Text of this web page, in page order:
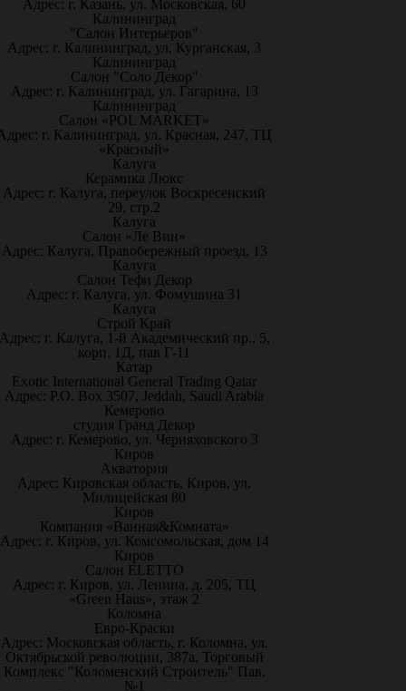
Адрес: г. Казань, ул. Московская, 60
Калининград
"Салон Интерьеров"
Адрес: г. Калининград, ул. Курганская, 3
Калининград
Салон "Соло Декор"
Адрес: г. Калининград, ул. Гагарина, 13
Калининград
Салон «POL MARKET»
г. Калининград, ул. Красная, 247, ТЦ
«Красный»
Калуга
Керамика Люкс
Адрес: г. Калуга, переулок Воскресенский
29, стр.2
Калуга
Салон «Ле Вин»
Адрес: Калуга, Правобережный проезд, 13
Калуга
Салон Тефи Декор
Адрес: г. Калуга, ул. Фомушина 31
Калуга
Строй Край
г. Калуга, 1-й Академический пр., 5,
корп. 1Д, пав Г-11
Катар
Exotic International General Trading Qatar
Адрес: P.O. Box 3507, Jeddah, Saudi Arabia
Кемерово
студия Гранд Декор
Адрес: г. Кемерово, ул. Черняховского 3
Киров
Акватория
Адрес: Кировская область, Киров, ул.
Милицейская 80
Киров
Компания «Ванная&Комната»
Адрес: г. Киров, ул. Комсомольская, дом 14
Киров
Салон ELETTO
Адрес: г. Киров, ул. Ленина, д. 205, ТЦ
«Green Haus», этаж 2
Коломна
Евро-Краски
Адрес: Московская область, г. Коломна, ул.
Октябрьской революции, 387а, Торговый
Комплекс "Коломенский Строитель" Пав.
№1